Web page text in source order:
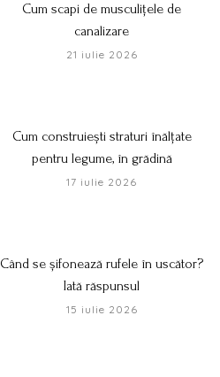
Cum scapi de musculițele de
canalizare
21 iulie 2026
Cum construiești straturi înălțate
pentru legume, în grădină
17 iulie 2026
Când se șifonează rufele în uscător?
Iată răspunsul
15 iulie 2026